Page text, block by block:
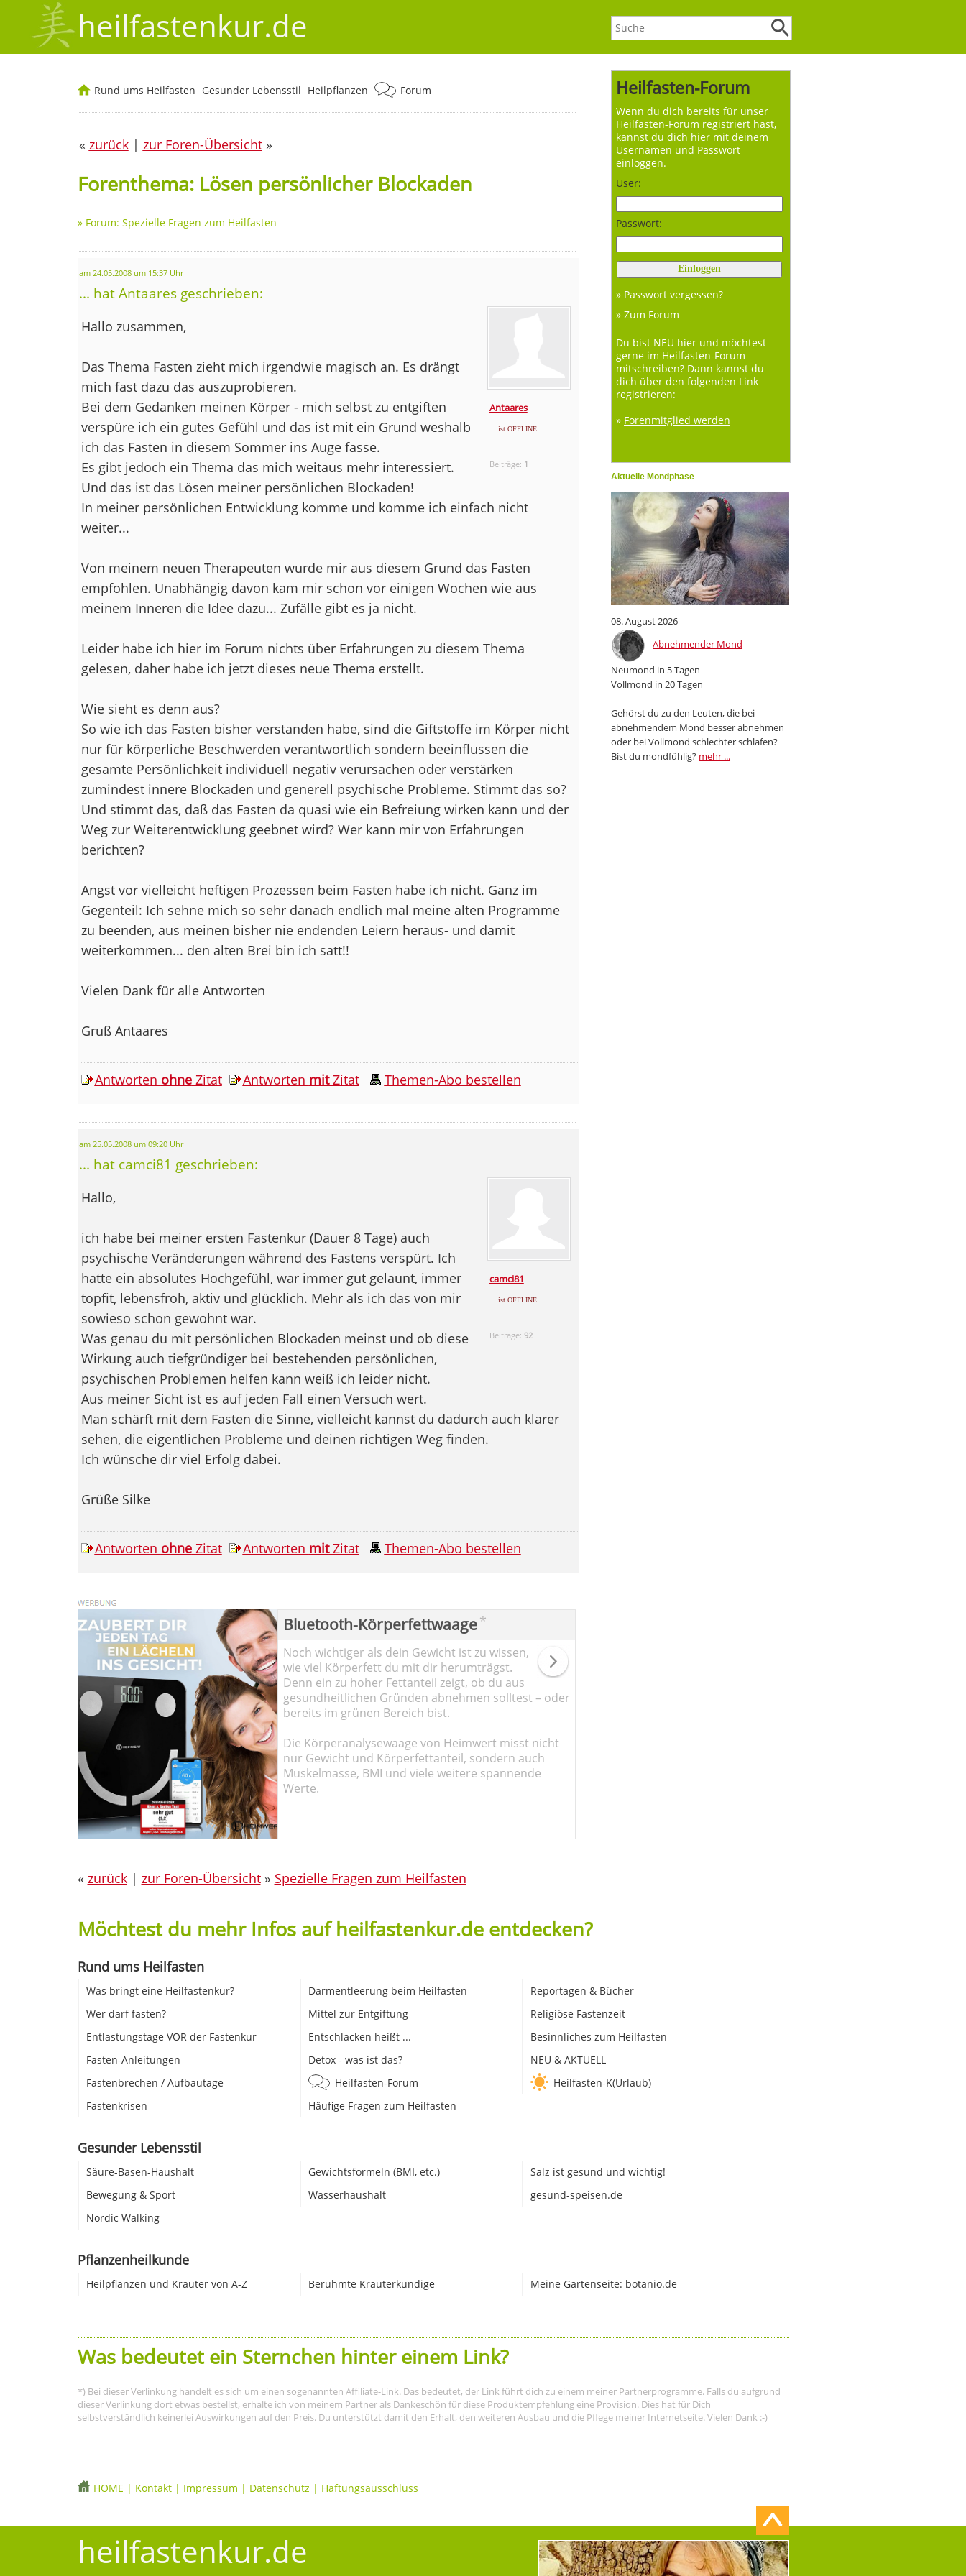
heilfastenkur.de
Heilfasten-Forum
Wenn du dich bereits für unser
Heilfasten-Forum registriert hast,
kannst du dich hier mit deinem
Usernamen und Passwort
einloggen.
User:
Passwort:
» Passwort vergessen?
» Zum Forum
Du bist NEU hier und möchtest
gerne im Heilfasten-Forum
mitschreiben? Dann kannst du
dich über den folgenden Link
registrieren:
» Forenmitglied werden
Aktuelle Mondphase
08. August 2026
Abnehmender Mond
Neumond in 5 Tagen
Vollmond in 20 Tagen
Gehörst du zu den Leuten, die bei
abnehmendem Mond besser abnehmen
oder bei Vollmond schlechter schlafen?
Bist du mondfühlig? mehr ...
Rund ums Heilfasten Gesunder Lebensstil Heilpflanzen Forum
« zurück| zur Foren-Übersicht»
Forenthema: Lösen persönlicher Blockaden
» Forum: Spezielle Fragen zum Heilfasten
am 24.05.2008 um 15:37 Uhr
... hat Antaares geschrieben:
Antaares
... ist OFFLINE
Beiträge: 1
Hallo zusammen,
Das Thema Fasten zieht mich irgendwie magisch an. Es drängt
mich fast dazu das auszuprobieren.
Bei dem Gedanken meinen Körper - mich selbst zu entgiften
verspüre ich ein gutes Gefühl und das ist mit ein Grund weshalb
ich das Fasten in diesem Sommer ins Auge fasse.
Es gibt jedoch ein Thema das mich weitaus mehr interessiert.
Und das ist das Lösen meiner persönlichen Blockaden!
In meiner persönlichen Entwicklung komme und komme ich einfach nicht
weiter...
Von meinem neuen Therapeuten wurde mir aus diesem Grund das Fasten
empfohlen. Unabhängig davon kam mir schon vor einigen Wochen wie aus
meinem Inneren die Idee dazu... Zufälle gibt es ja nicht.
Leider habe ich hier im Forum nichts über Erfahrungen zu diesem Thema
gelesen, daher habe ich jetzt dieses neue Thema erstellt.
Wie sieht es denn aus?
So wie ich das Fasten bisher verstanden habe, sind die Giftstoffe im Körper nicht
nur für körperliche Beschwerden verantwortlich sondern beeinflussen die
gesamte Persönlichkeit individuell negativ verursachen oder verstärken
zumindest innere Blockaden und generell psychische Probleme. Stimmt das so?
Und stimmt das, daß das Fasten da quasi wie ein Befreiung wirken kann und der
Weg zur Weiterentwicklung geebnet wird? Wer kann mir von Erfahrungen
berichten?
Angst vor vielleicht heftigen Prozessen beim Fasten habe ich nicht. Ganz im
Gegenteil: Ich sehne mich so sehr danach endlich mal meine alten Programme
zu beenden, aus meinen bisher nie endenden Leiern heraus- und damit
weiterkommen... den alten Brei bin ich satt!!
Vielen Dank für alle Antworten
Gruß Antaares
Antworten ohneZitat Antworten mitZitat Themen-Abo bestellen
am 25.05.2008 um 09:20 Uhr
... hat camci81 geschrieben:
camci81
... ist OFFLINE
Beiträge: 92
Hallo,
ich habe bei meiner ersten Fastenkur (Dauer 8 Tage) auch
psychische Veränderungen während des Fastens verspürt. Ich
hatte ein absolutes Hochgefühl, war immer gut gelaunt, immer
topfit, lebensfroh, aktiv und glücklich. Mehr als ich das von mir
sowieso schon gewohnt war.
Was genau du mit persönlichen Blockaden meinst und ob diese
Wirkung auch tiefgründiger bei bestehenden persönlichen,
psychischen Problemen helfen kann weiß ich leider nicht.
Aus meiner Sicht ist es auf jeden Fall einen Versuch wert.
Man schärft mit dem Fasten die Sinne, vielleicht kannst du dadurch auch klarer
sehen, die eigentlichen Probleme und deinen richtigen Weg finden.
Ich wünsche dir viel Erfolg dabei.
Grüße Silke
Antworten ohneZitat Antworten mitZitat Themen-Abo bestellen
Bluetooth-Körperfettwaage*
Noch wichtiger als dein Gewicht ist zu wissen,
wie viel Körperfett du mit dir herumträgst.
Denn ein zu hoher Fettanteil zeigt, ob du aus
gesundheitlichen Gründen abnehmen solltest – oder
bereits im grünen Bereich bist.
Die Körperanalysewaage von Heimwert misst nicht
nur Gewicht und Körperfettanteil, sondern auch
Muskelmasse, BMI und viele weitere spannende
Werte.
« zurück| zur Foren-Übersicht» Spezielle Fragen zum Heilfasten
Möchtest du mehr Infos auf heilfastenkur.de entdecken?
Rund ums Heilfasten
Was bringt eine Heilfastenkur?
Wer darf fasten?
Entlastungstage VOR der Fastenkur
Fasten-Anleitungen
Fastenbrechen / Aufbautage
Fastenkrisen
Darmentleerung beim Heilfasten
Mittel zur Entgiftung
Entschlacken heißt ...
Detox - was ist das?
Heilfasten-Forum
Häufige Fragen zum Heilfasten
Reportagen & Bücher
Religiöse Fastenzeit
Besinnliches zum Heilfasten
NEU & AKTUELL
Heilfasten-K(Urlaub)
Gesunder Lebensstil
Säure-Basen-Haushalt
Bewegung & Sport
Nordic Walking
Gewichtsformeln (BMI, etc.)
Wasserhaushalt
Salz ist gesund und wichtig!
gesund-speisen.de
Pflanzenheilkunde
Heilpflanzen und Kräuter von A-Z Berühmte Kräuterkundige Meine Gartenseite: botanio.de
Was bedeutet ein Sternchen hinter einem Link?
*) Bei dieser Verlinkung handelt es sich um einen sogenannten Affiliate-Link. Das bedeutet, der Link führt dich zu einem meiner Partnerprogramme. Falls du aufgrund
dieser Verlinkung dort etwas bestellst, erhalte ich von meinem Partner als Dankeschön für diese Produktempfehlung eine Provision. Dies hat für Dich
selbstverständlich keinerlei Auswirkungen auf den Preis. Du unterstützt damit den Erhalt, den weiteren Ausbau und die Pflege meiner Internetseite. Vielen Dank :-)
HOME | Kontakt| Impressum | Datenschutz | Haftungsausschluss
heilfastenkur.de